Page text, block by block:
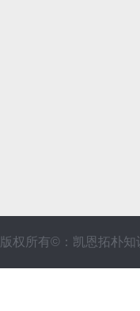
版权所有©：凯恩拓朴